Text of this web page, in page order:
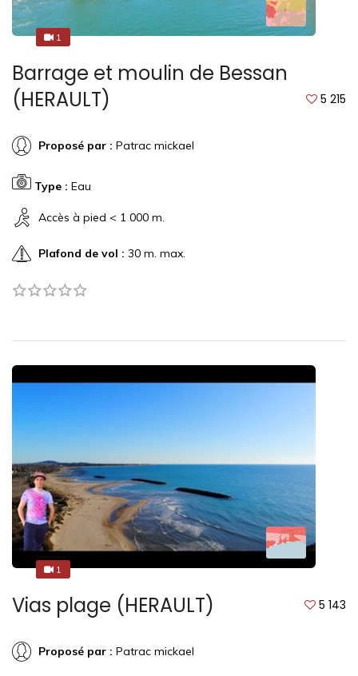
1
1
Barrage et moulin de Bessan
(HERAULT)
5 215
Proposé par : Patrac mickael
Type : Eau
Accès à pied < 1 000 m.
Plafond de vol : 30 m. max.
11
Vias plage (HERAULT) 5 143
Proposé par : Patrac mickael